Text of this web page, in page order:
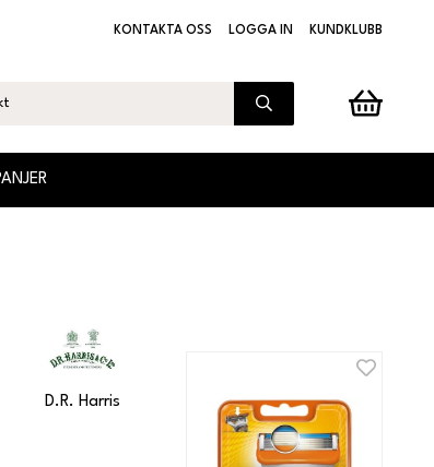
KONTAKTA OSS LOGGA IN KUNDKLUBB
D.R. Harris